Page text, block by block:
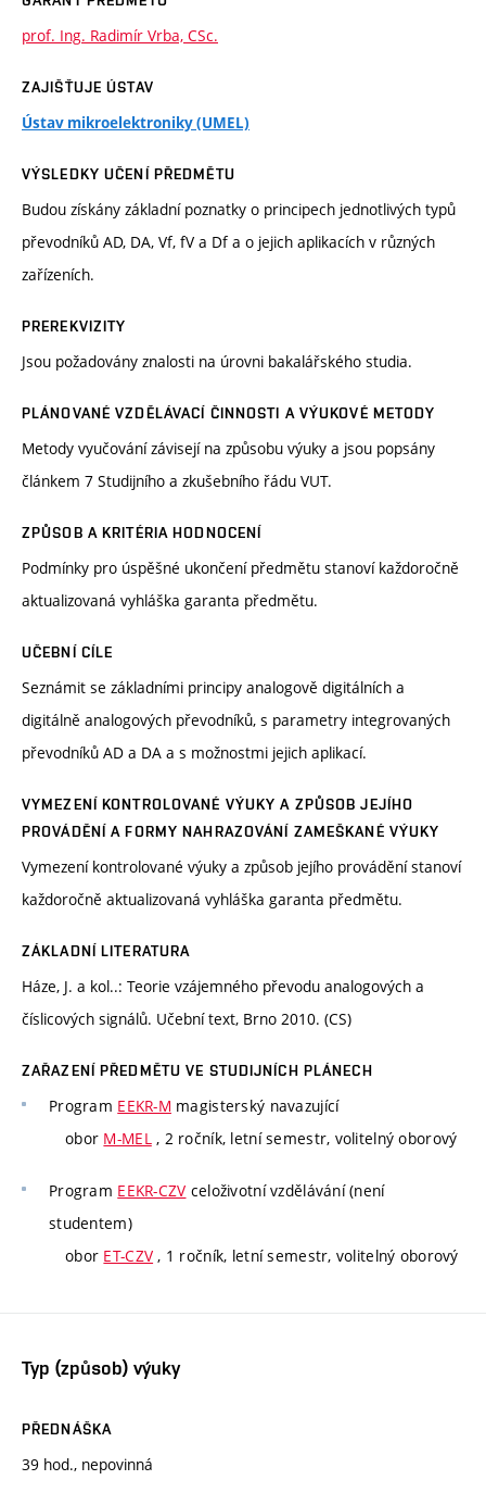
prof. Ing. Radimír Vrba, CSc.
ZAJIŠŤUJE ÚSTAV
Ústav mikroelektroniky (UMEL)
VÝSLEDKY UČENÍ PŘEDMĚTU
Budou získány základní poznatky o principech jednotlivých typů
převodníků AD, DA, Vf, fV a Df a o jejich aplikacích v různých
zařízeních.
PREREKVIZITY
Jsou požadovány znalosti na úrovni bakalářského studia.
PLÁNOVANÉ VZDĚLÁVACÍ ČINNOSTI A VÝUKOVÉ METODY
Metody vyučování závisejí na způsobu výuky a jsou popsány
článkem 7 Studijního a zkušebního řádu VUT.
ZPŮSOB A KRITÉRIA HODNOCENÍ
Podmínky pro úspěšné ukončení předmětu stanoví každoročně
aktualizovaná vyhláška garanta předmětu.
UČEBNÍ CÍLE
Seznámit se základními principy analogově digitálních a
digitálně analogových převodníků, s parametry integrovaných
převodníků AD a DA a s možnostmi jejich aplikací.
VYMEZENÍ KONTROLOVANÉ VÝUKY A ZPŮSOB JEJÍHO
PROVÁDĚNÍ A FORMY NAHRAZOVÁNÍ ZAMEŠKANÉ VÝUKY
Vymezení kontrolované výuky a způsob jejího provádění stanoví
každoročně aktualizovaná vyhláška garanta předmětu.
ZÁKLADNÍ LITERATURA
Háze, J. a kol..: Teorie vzájemného převodu analogových a
číslicových signálů. Učební text, Brno 2010. (CS)
ZAŘAZENÍ PŘEDMĚTU VE STUDIJNÍCH PLÁNECH
Program EEKR-M magisterský navazující
obor M-MEL, 2 ročník, letní semestr, volitelný oborový
Program EEKR-CZV celoživotní vzdělávání (není
studentem)
obor ET-CZV , 1 ročník, letní semestr, volitelný oborový
Typ (způsob) výuky
PŘEDNÁŠKA
39 hod., nepovinná